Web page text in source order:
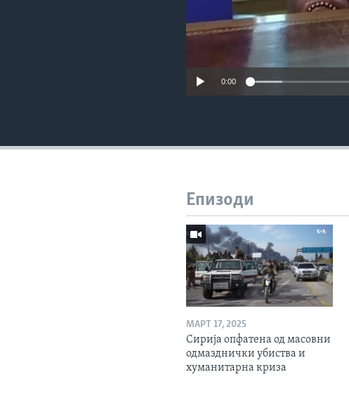
0:00
Епизоди
МАРТ 17, 2025
Сирија опфатена од масовни
одмазднички убиства и
хуманитарна криза